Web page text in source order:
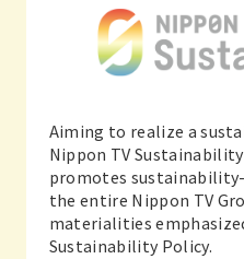
Aiming to realize a
Nippon TV
promotes
the entire Nippon TV
materialities
Sustainability Policy.